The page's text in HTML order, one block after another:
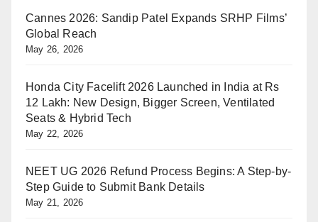
Cannes 2026: Sandip Patel Expands SRHP Films’
Global Reach
May 26, 2026
Honda City Facelift 2026 Launched in India at Rs
12 Lakh: New Design, Bigger Screen, Ventilated
Seats & Hybrid Tech
May 22, 2026
NEET UG 2026 Refund Process Begins: A Step-by-
Step Guide to Submit Bank Details
May 21, 2026